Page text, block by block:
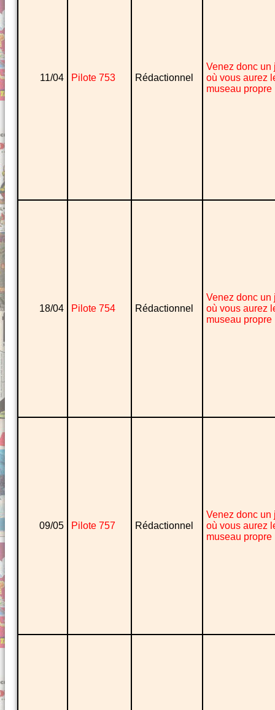
11/04 Pilote 753 Rédactionnel
Venez donc un
où vous aurez
museau propre
18/04 Pilote 754 Rédactionnel
Venez donc un
où vous aurez
museau propre
09/05 Pilote 757 Rédactionnel
Venez donc un
où vous aurez
museau propre